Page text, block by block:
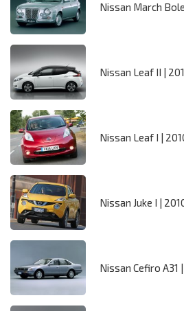
Nissan March
Nissan Leaf II |
Nissan Leaf I |
Nissan Juke I |
Nissan Cefiro A31